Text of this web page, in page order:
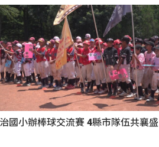
國小辦棒球交流賽 4縣市隊伍共襄盛